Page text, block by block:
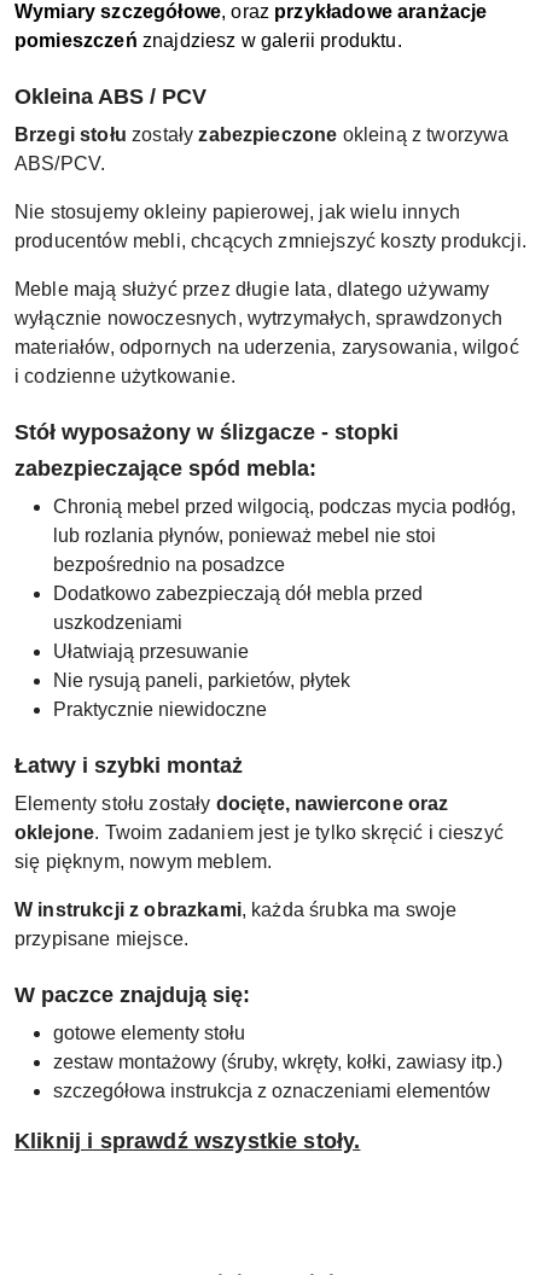
Wymiary szczegółowe, oraz przykładowe aranżacje
pomieszczeń znajdziesz w galerii produktu.
Okleina ABS / PCV
Brzegi stołuzostałyzabezpieczone okleiną z tworzywa
ABS/PCV.
Nie stosujemy okleiny papierowej, jak wielu innych
producentów mebli, chcących zmniejszyć koszty produkcji.
Meble mają służyć przez długie lata, dlatego używamy
wyłącznie nowoczesnych, wytrzymałych, sprawdzonych
materiałów, odpornych na uderzenia, zarysowania, wilgoć
i codzienne użytkowanie.
Stół wyposażony w ślizgacze - stopki
zabezpieczające spód mebla:
Chronią mebel przed wilgocią, podczas mycia podłóg,
lub rozlania płynów, ponieważ mebel nie stoi
bezpośrednio na posadzce
Dodatkowo zabezpieczają dół mebla przed
uszkodzeniami
Ułatwiają przesuwanie
Nie rysują paneli, parkietów, płytek
Praktycznie niewidoczne
Łatwy i szybki montaż
Elementy stołu zostały docięte, nawiercone oraz
oklejone. Twoim zadaniem jest je tylko skręcić i cieszyć
się pięknym, nowym meblem.
W instrukcji z obrazkami, każda śrubka ma swoje
przypisane miejsce.
W paczce znajdują się:
gotowe elementy stołu
zestaw montażowy (śruby, wkręty, kołki, zawiasy itp.)
szczegółowa instrukcja z oznaczeniami elementów
Kliknij i sprawdź wszystkie stoły.